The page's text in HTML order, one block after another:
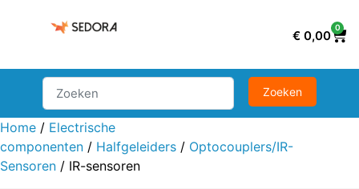
€ 0,00
0
Home / Electrische
componenten / Halfgeleiders / Optocouplers/IR-
Sensoren / IR-sensoren